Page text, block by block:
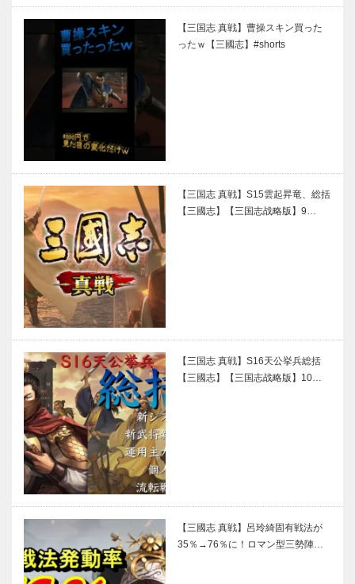
【三国志 真戦】曹操スキン買った
ったｗ【三國志】#shorts
【三国志 真戦】S15雲起昇竜、総括
【三國志】【三国志战略版】9…
【三国志 真戦】S16天公挙兵総括
【三國志】【三国志战略版】10…
【三國志 真戦】呂玲綺固有戦法が
35％→76％に！ロマン型三勢陣…